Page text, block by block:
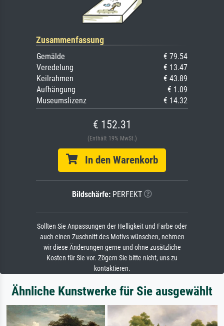
Zusammenfassung
Gemälde
€ 79.54
Veredelung
€ 13.47
Keilrahmen
€ 43.89
Aufhängung
€ 1.09
Museumslizenz
€ 14.32
€ 152.31
(Enthält 19% MwSt.)
In den Warenkorb
Bildschärfe: PERFEKT
Sollten Sie Anpassungen der Helligkeit und Farbe oder
auch einen Zuschnitt des Motivs wünschen, nehmen
wir diese Änderungen gerne und ohne zusätzliche
Kosten für Sie vor. Zögern Sie bitte nicht, uns zu
kontaktieren.
Ähnliche Kunstwerke für Sie ausgewählt